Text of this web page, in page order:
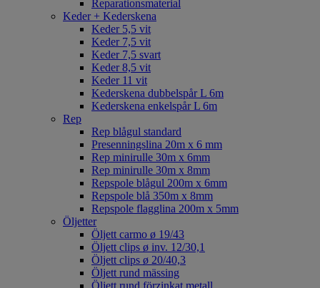
Reparationsmaterial
Keder + Kederskena
Keder 5,5 vit
Keder 7,5 vit
Keder 7,5 svart
Keder 8,5 vit
Keder 11 vit
Kederskena dubbelspår L 6m
Kederskena enkelspår L 6m
Rep
Rep blågul standard
Presenningslina 20m x 6 mm
Rep minirulle 30m x 6mm
Rep minirulle 30m x 8mm
Repspole blågul 200m x 6mm
Repspole blå 350m x 8mm
Repspole flagglina 200m x 5mm
Öljetter
Öljett carmo ø 19/43
Öljett clips ø inv. 12/30,1
Öljett clips ø 20/40,3
Öljett rund mässing